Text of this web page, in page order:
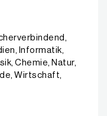
Informatik,
Chemie, Natur,
Wirtschaft,